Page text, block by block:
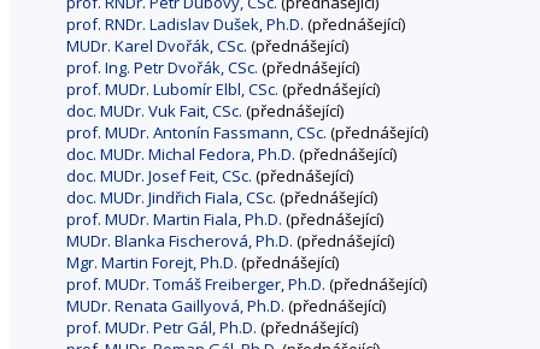
prof. RNDr. Ladislav Dušek, Ph.D. (přednášející)
MUDr. Karel Dvořák, CSc. (přednášející)
prof. Ing. Petr Dvořák, CSc. (přednášející)
prof. MUDr. Lubomír Elbl, CSc. (přednášející)
doc. MUDr. Vuk Fait, CSc. (přednášející)
prof. MUDr. Antonín Fassmann, CSc. (přednášející)
doc. MUDr. Michal Fedora, Ph.D. (přednášející)
doc. MUDr. Josef Feit, CSc. (přednášející)
doc. MUDr. Jindřich Fiala, CSc. (přednášející)
prof. MUDr. Martin Fiala, Ph.D. (přednášející)
MUDr. Blanka Fischerová, Ph.D. (přednášející)
Mgr. Martin Forejt, Ph.D. (přednášející)
prof. MUDr. Tomáš Freiberger, Ph.D. (přednášející)
MUDr. Renata Gaillyová, Ph.D. (přednášející)
prof. MUDr. Petr Gál, Ph.D. (přednášející)